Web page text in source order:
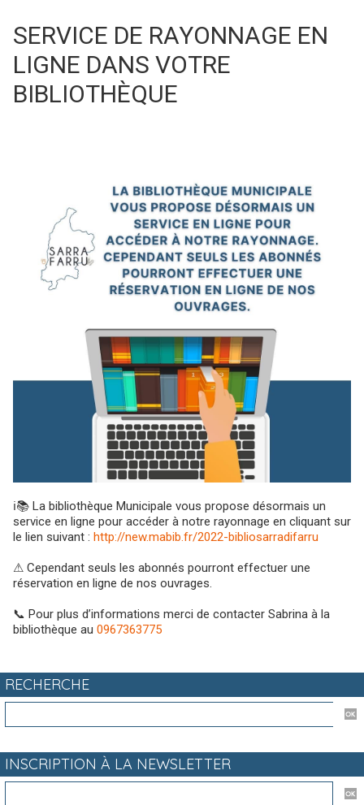
SERVICE DE RAYONNAGE EN
LIGNE DANS VOTRE
BIBLIOTHÈQUE
ℹ📚 La bibliothèque Municipale vous propose désormais un
service en ligne pour accéder à notre rayonnage en cliquant sur
le lien suivant : http://new.mabib.fr/2022-bibliosarradifarru
⚠ Cependant seuls les abonnés pourront effectuer une
réservation en ligne de nos ouvrages.
📞 Pour plus d’informations merci de contacter Sabrina à la
bibliothèque au 0967363775
RECHERCHE
INSCRIPTION À LA NEWSLETTER